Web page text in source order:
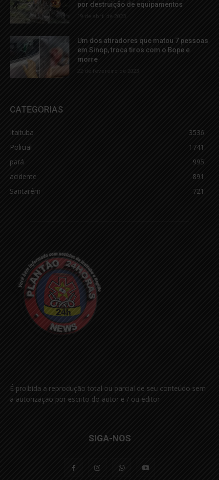
por destruição de equipamentos
19 de abril de 2023
Um dos atiradores que matou 7 pessoas
em Sinop, troca tiros com o Bope e
morre
22 de fevereiro de 2023
CATEGORIAS
Itaituba
3536
Policial
1741
pará
995
acidente
891
Santarém
721
É proibida a reprodução total ou parcial de seu conteúdo sem
a autorização por escrito do autor e / ou editor
SIGA-NOS